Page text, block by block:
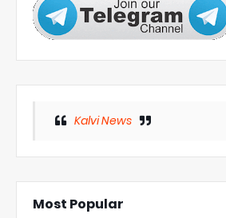
Kalvi News
Most Popular